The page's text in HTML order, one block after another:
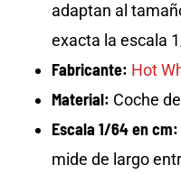
adaptan al
exacta la escala
Fabricante: Hot
Material: Coche
Escala 1/64 en cm:
mide de largo